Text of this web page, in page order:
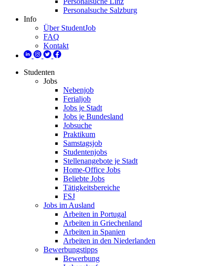
Personalsuche Salzburg
Info
Über StudentJob
FAQ
Kontakt
Studenten
Jobs
Nebenjob
Ferialjob
Jobs je Stadt
Jobs je Bundesland
Jobsuche
Praktikum
Samstagsjob
Studentenjobs
Stellenangebote je Stadt
Home-Office Jobs
Beliebte Jobs
Tätigkeitsbereiche
FSJ
Jobs im Ausland
Arbeiten in Portugal
Arbeiten in Griechenland
Arbeiten in Spanien
Arbeiten in den Niederlanden
Bewerbungstipps
Bewerbung